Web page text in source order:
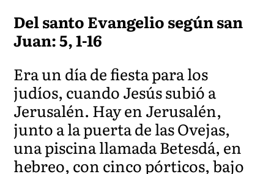
Del santo Evangelio según san
Juan: 5, 1-16
Era un día de fiesta para los
judíos, cuando Jesús subió a
Jerusalén. Hay en Jerusalén,
junto a la puerta de las Ovejas,
una piscina llamada Betesdá, en
hebreo, con cinco pórticos, bajo